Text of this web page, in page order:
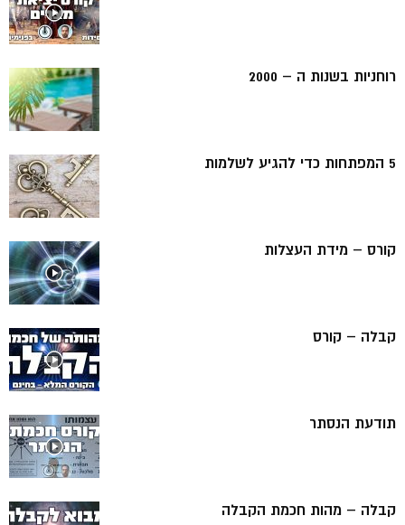
רוחניות בשנות ה – 2000
5 המפתחות כדי להגיע לשלמות
קורס – מידת העצלות
קבלה – קורס
תודעת הנסתר
קבלה – מהות חכמת הקבלה